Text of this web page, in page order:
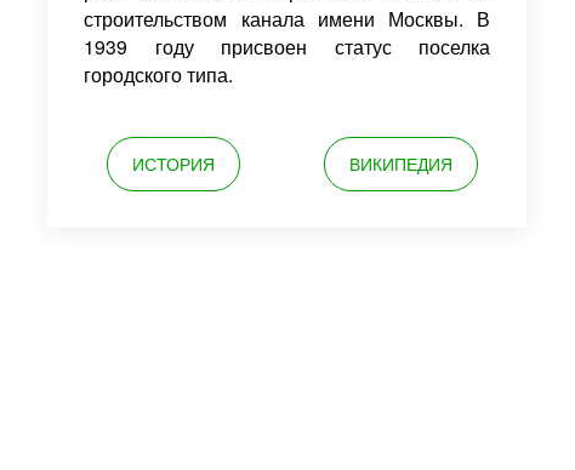
строительством канала имени Москвы. В
1939 году присвоен статус поселка
городского типа.
ИСТОРИЯ ВИКИПЕДИЯ